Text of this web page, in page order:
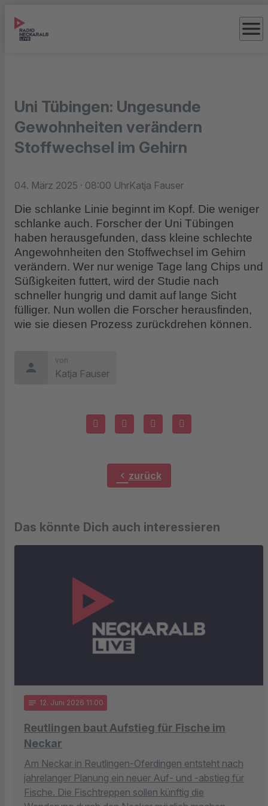
menu
Uni Tübingen: Ungesunde
Gewohnheiten verändern
Stoffwechsel im Gehirn
04. März 2025 · 08:00 UhrKatja Fauser
Die schlanke Linie beginnt im Kopf. Die weniger
schlanke auch. Forscher der Uni Tübingen
haben herausgefunden, dass kleine schlechte
Angewohnheiten den Stoffwechsel im Gehirn
verändern. Wer nur wenige Tage lang Chips und
Süßigkeiten futtert, wird der Studie nach
schneller hungrig und damit auf lange Sicht
fülliger. Nun wollen die Forscher herausfinden,
wie sie diesen Prozess zurückdrehen können.
person
von
Katja Fauser
chevron_left zurück
Das könnte Dich auch interessieren
notes 12. Juni 2026 11:00
Reutlingen baut Aufstieg für Fische im
Neckar
Am Neckar in Reutlingen-Oferdingen entsteht nach
jahrelanger Planung ein neuer Auf- und -abstieg für
Fische. Die Fischtreppen sollen künftig die